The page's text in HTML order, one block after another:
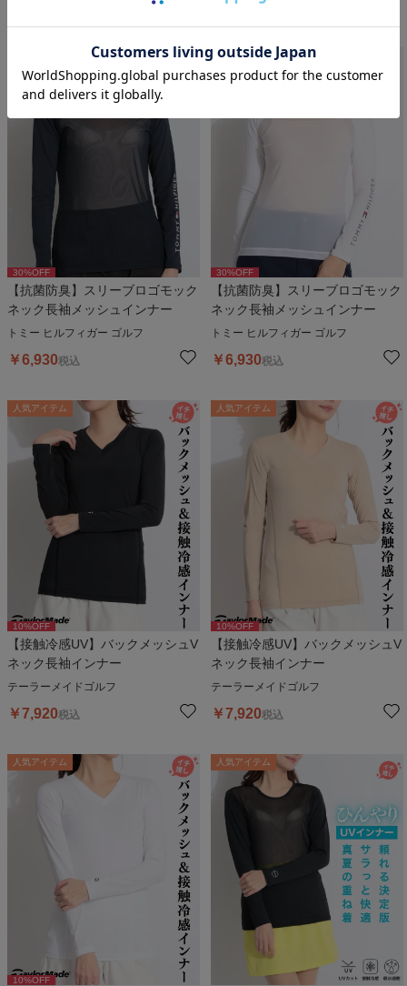
7,920税込
30%OFF
【抗菌防臭】スリーブロゴモック
ネック長袖メッシュインナー
トミー ヒルフィガー ゴルフ
￥6,930税込
30%OFF
【抗菌防臭】スリーブロゴモック
ネック長袖メッシュインナー
トミー ヒルフィガー ゴルフ
￥6,930税込
人気アイテム
10%OFF
【接触冷感UV】バックメッシュV
ネック長袖インナー
テーラーメイドゴルフ
￥7,920税込
人気アイテム
10%OFF
【接触冷感UV】バックメッシュV
ネック長袖インナー
テーラーメイドゴルフ
￥7,920税込
人気アイテム
10%OFF
人気アイテム